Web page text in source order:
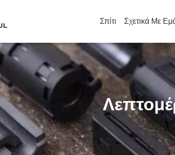
Σπίτι Σχετικά Με